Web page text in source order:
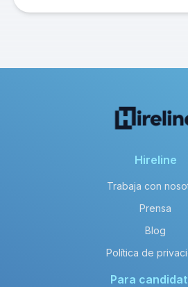
Hireline
Trabaja con
Prensa
Blog
Política de
Para